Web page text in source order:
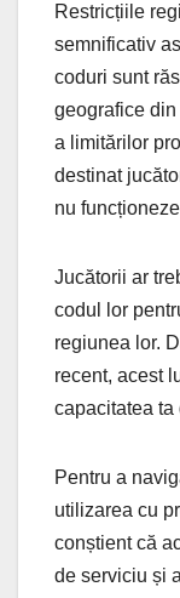
Restricțiile
semnificativ
coduri sunt
geografice
a limitărilor
destinat
nu
Jucătorii ar
codul lor
regiunea lor.
recent, acest
capacitatea ta
Pentru a
utilizarea cu
conștient că
de serviciu și